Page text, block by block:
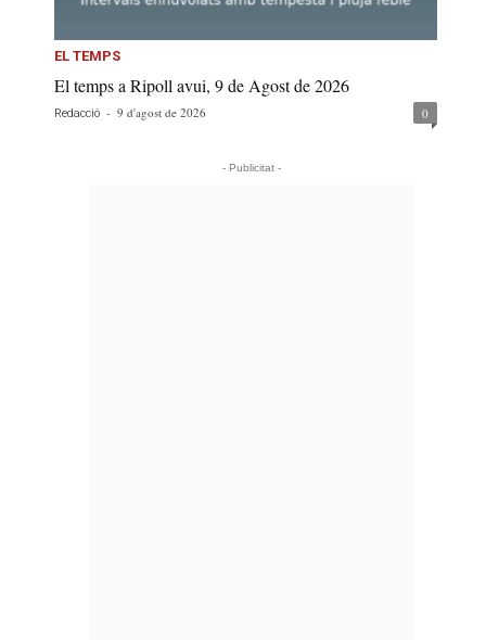
EL TEMPS
El temps a Ripoll avui, 9 de Agost de 2026
Redacció - 9 d'agost de 2026 0
- Publicitat -